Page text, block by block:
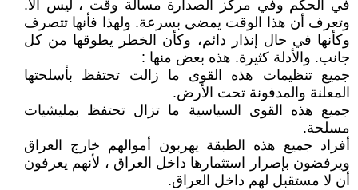
في الحكم وفي مركز الصدارة مسألة وقت ، ليس ألا.
وتعرف أن هذا الوقت يمضي بسرعة. ولهذا فأنها تتصرف
وكأنها في حال إنذار دائم، وكأن الخطر يطوقها من كل
جانب. والأدلة كثيرة. هذه بعض منها :
جميع تنظيمات هذه القوى ما زالت تحتفظ بأسلحتها
المعلنة والمدفونة تحت الأرض.
جميع هذه القوى السياسية ما تزال تحتفظ بمليشيات
مسلحة.
أفراد جميع هذه الطبقة يهربون أموالهم خارج العراق
ويرفضون بإصرار استثمارها داخل العراق ، لأنهم يعرفون
أن لا مستقبل لهم داخل العراق.